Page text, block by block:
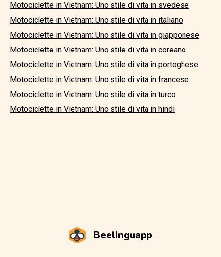
Motociclette in Vietnam: Uno stile di vita in svedese
Motociclette in Vietnam: Uno stile di vita in italiano
Motociclette in Vietnam: Uno stile di vita in giapponese
Motociclette in Vietnam: Uno stile di vita in coreano
Motociclette in Vietnam: Uno stile di vita in portoghese
Motociclette in Vietnam: Uno stile di vita in francese
Motociclette in Vietnam: Uno stile di vita in turco
Motociclette in Vietnam: Uno stile di vita in hindi
Beelinguapp